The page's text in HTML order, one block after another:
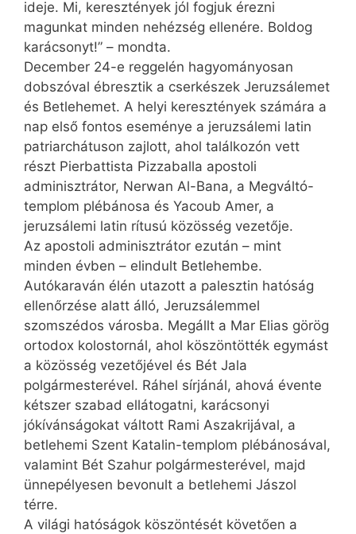
ideje. Mi, keresztények jól fogjuk érezni
magunkat minden nehézség ellenére. Boldog
karácsonyt!” – mondta.
December 24-e reggelén hagyományosan
dobszóval ébresztik a cserkészek Jeruzsálemet
és Betlehemet. A helyi keresztények számára a
nap első fontos eseménye a jeruzsálemi latin
patriarchátuson zajlott, ahol találkozón vett
részt Pierbattista Pizzaballa apostoli
adminisztrátor, Nerwan Al-Bana, a Megváltó-
templom plébánosa és Yacoub Amer, a
jeruzsálemi latin rítusú közösség vezetője.
Az apostoli adminisztrátor ezután – mint
minden évben – elindult Betlehembe.
Autókaraván élén utazott a palesztin hatóság
ellenőrzése alatt álló, Jeruzsálemmel
szomszédos városba. Megállt a Mar Elias görög
ortodox kolostornál, ahol köszöntötték egymást
a közösség vezetőjével és Bét Jala
polgármesterével. Ráhel sírjánál, ahová évente
kétszer szabad ellátogatni, karácsonyi
jókívánságokat váltott Rami Aszakrijával, a
betlehemi Szent Katalin-templom plébánosával,
valamint Bét Szahur polgármesterével, majd
ünnepélyesen bevonult a betlehemi Jászol
térre.
A világi hatóságok köszöntését követően a